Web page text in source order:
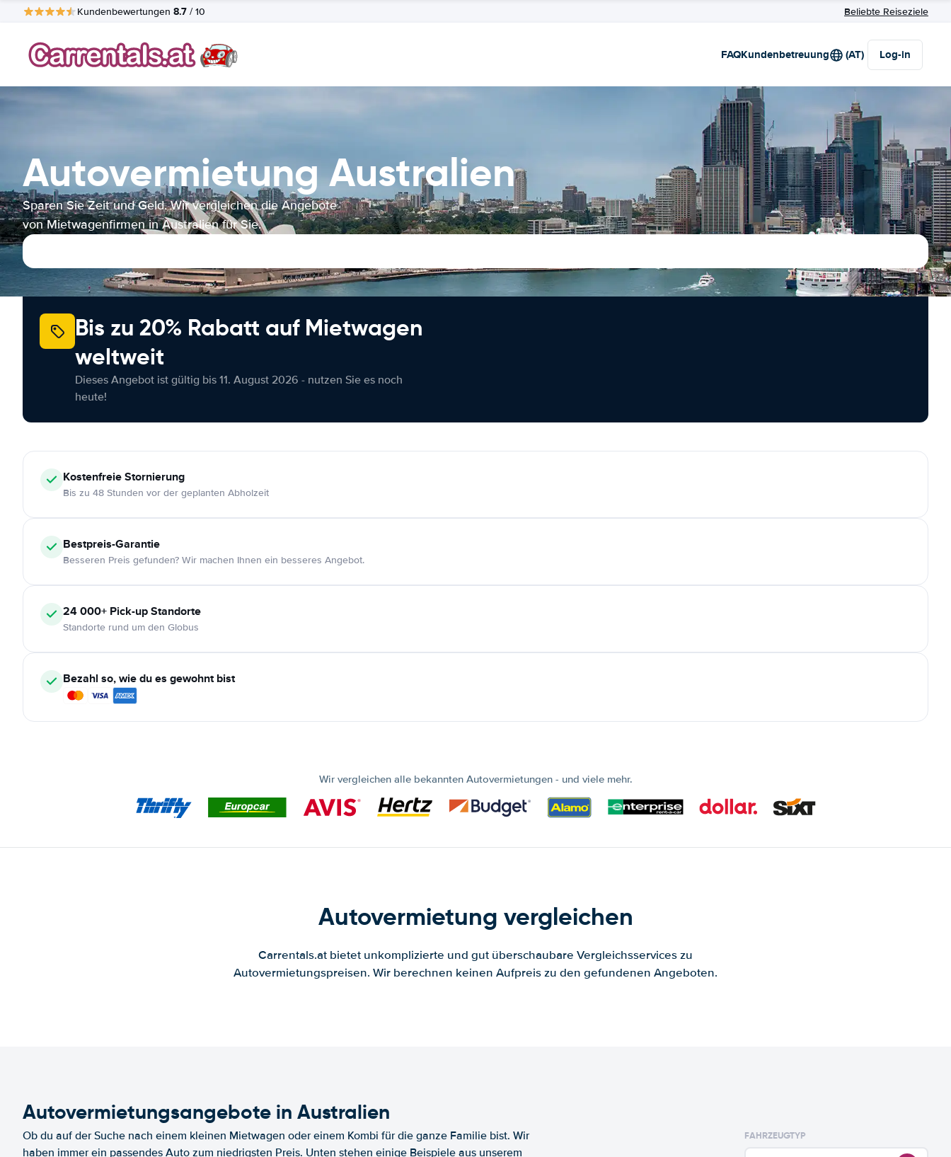
Kundenbewertungen 8.7 / 10 Beliebte Reiseziele
FAQKundenbetreuung (AT) Log-in
Autovermietung Australien
Sparen Sie Zeit und Geld. Wir vergleichen die Angebote
von Mietwagenfirmen in Australien für Sie.
Bis zu 20% Rabatt auf Mietwagen
weltweit
Dieses Angebot ist gültig bis 11. August 2026 - nutzen Sie es noch
heute!
KostenfreieStornierung
Bis zu 48 Stunden vor der geplanten Abholzeit
Bestpreis-Garantie
Besseren Preis gefunden? Wir machen Ihnen ein besseres Angebot.
24 000+ Pick-up Standorte
Standorte rund um den Globus
Bezahl so, wie du es gewohnt bist
Wir vergleichen alle bekannten Autovermietungen - und viele mehr.
Autovermietung vergleichen
Carrentals.at bietet unkomplizierte und gut überschaubare Vergleichsservices zu
Autovermietungspreisen. Wir berechnen keinen Aufpreis zu den gefundenen Angeboten.
Autovermietungsangebote in Australien
Ob du auf der Suche nach einem kleinen Mietwagen oder einem Kombi für die ganze Familie bist. Wir
haben immer ein passendes Auto zum niedrigsten Preis. Unten stehen einige Beispiele aus unserem
FAHRZEUGTYP